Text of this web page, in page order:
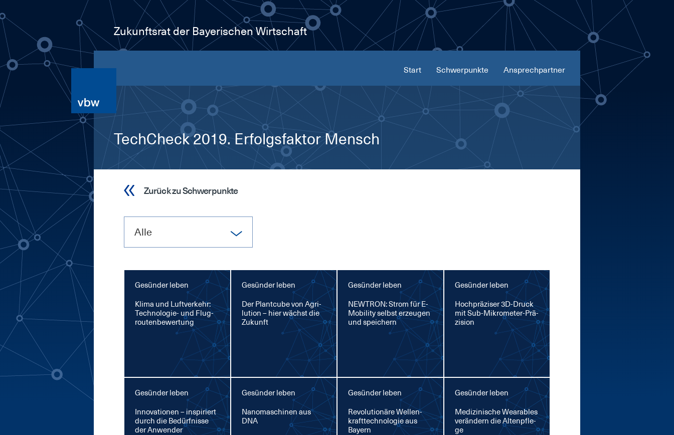
Zukunftsrat der Bayerischen Wirtschaft
Ansprechpartner
Schwerpunkte
Start
TechCheck 2019. Erfolgsfaktor Mensch
Zurück zu Schwerpunkte
Alle
Gesünder leben
Kli­ma und Luft­ver­kehr:
Tech­no­lo­gie- und Flug­
rou­ten­be­wer­tung
Gesünder leben
Der Plant­cu­be von Agri­
lu­ti­on – hier wächst die
Zu­kunft
Gesünder leben
NEW­TRON: Strom für E-
Mo­bi­li­ty selbst er­zeu­gen
und spei­chern
Gesünder leben
Hoch­prä­zi­ser 3D-Druck
mit Sub-Mi­kro­me­ter-Prä­
zi­si­on
Gesünder leben
In­no­va­tio­nen – in­spi­riert
durch die Be­dürf­nis­se
der An­wen­der
Gesünder leben
Na­no­ma­schi­nen aus
DNA
Gesünder leben
Re­vo­lu­tio­nä­re Wel­len­
kraft­tech­no­lo­gie aus
Bay­ern
Gesünder leben
Me­di­zi­ni­sche Weara­bles
ver­än­dern die Al­ten­pfle­
ge